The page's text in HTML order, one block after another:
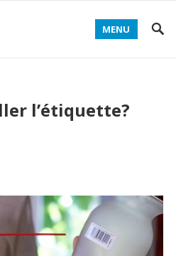
MENU
l’étiquette?